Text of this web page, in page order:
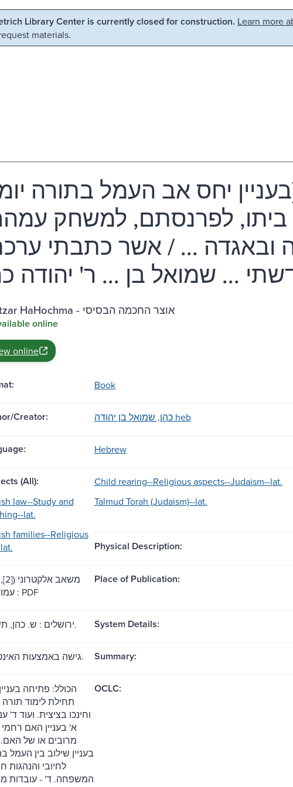
Library Center is currently closed for construction. Learn more
materials.
יחס אב העמל בתורה
ביתו, לפרנסתם, למשחק
ובאגדה ... / אשר כתבתי
Otzar HaHochma - אוצר החכמה הבסיסי
online
online
Book
Creator: כהן, שמואל בן יהודה heb
Hebrew
(All):
Child rearing--Religious aspects--Judaism--lat.
law--Study and
lat.
Talmud Torah (Judaism)--lat.
families--Religious
Physical Description:
עמודים ) : PDF
Place of Publication:
ירושלים : ש. כהן, תשע"ג. System Details:
גישה באמצעות האינטרנט. Summary:
תחילת לימוד תורה
וחינכו בציצית. ועוד ד'
א' בעניין האם
מרובים או של
בעניין שילוב בין העמל
לחיובי והנהגות
המשפחה. ד' - עובדות
OCLC: